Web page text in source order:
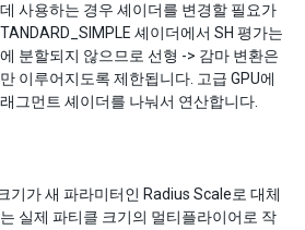
사용하는 경우 셰이더를 변경할 필요가
셰이더에서 SH 평가는
분할되지 않으므로 선형 -> 감마 변환은
이루어지도록 제한됩니다. 고급 GPU에
그먼트 셰이더를 나눠서 연산합니다.
기가 새 파라미터인 Radius Scale로 대체
실제 파티클 크기의 멀티플라이어로 작